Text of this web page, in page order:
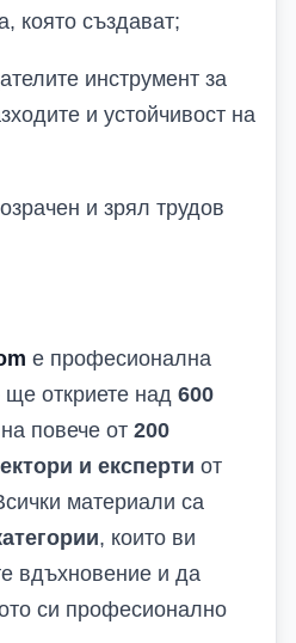
която създават;
инструмент за
и устойчивост на
и зрял трудов
е професионална
откриете над 600
на повече от 200
и експерти от
материали са
, които ви
вдъхновение и да
си професионално